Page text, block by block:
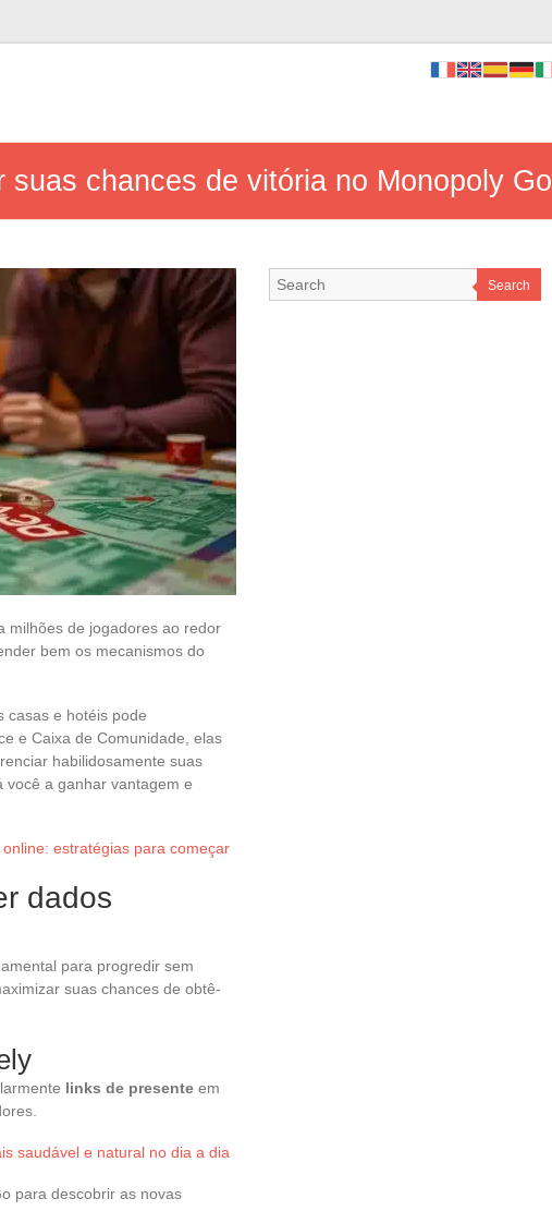
chances de vitória no Monopoly Go
milhões de jogadores ao redor
bem os mecanismos do
casas e hotéis pode
e Caixa de Comunidade, elas
habilidosamente suas
você a ganhar vantagem e
estratégias para começar
dados
para progredir sem
suas chances de obtê-
links de presente em
saudável e natural no dia a dia
para descobrir as novas
Search